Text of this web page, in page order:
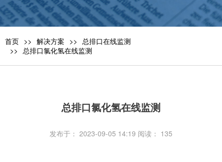
首页 解决方案
总排口在线监测
总排口氯化氢在线监测
总排口氯化氢在线监测
发布于： 2023-09-05 14:19 阅读： 135